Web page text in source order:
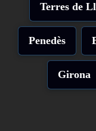
Terres de
Penedès
Girona